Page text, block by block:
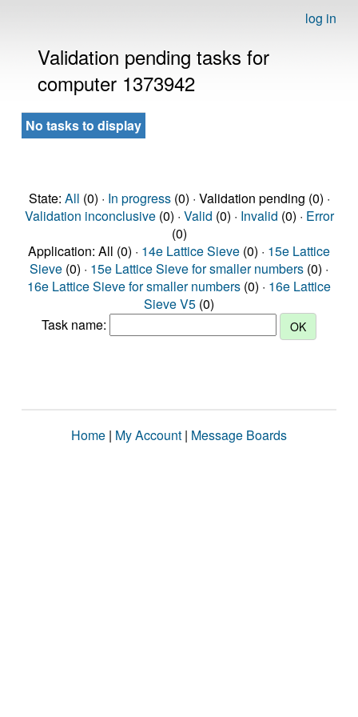
log in
Validation pending tasks for
computer 1373942
No tasks to display
State: All (0) · In progress(0) · Validation pending (0) ·
Validation inconclusive(0) · Valid (0) · Invalid (0) · Error
(0)
Application: All (0) · 14e Lattice Sieve (0) · 15e Lattice
Sieve (0) · 15e Lattice Sieve for smaller numbers (0) ·
16e Lattice Sieve for smaller numbers (0) · 16e Lattice
Sieve V5 (0)
Task name:
Home | My Account | Message Boards